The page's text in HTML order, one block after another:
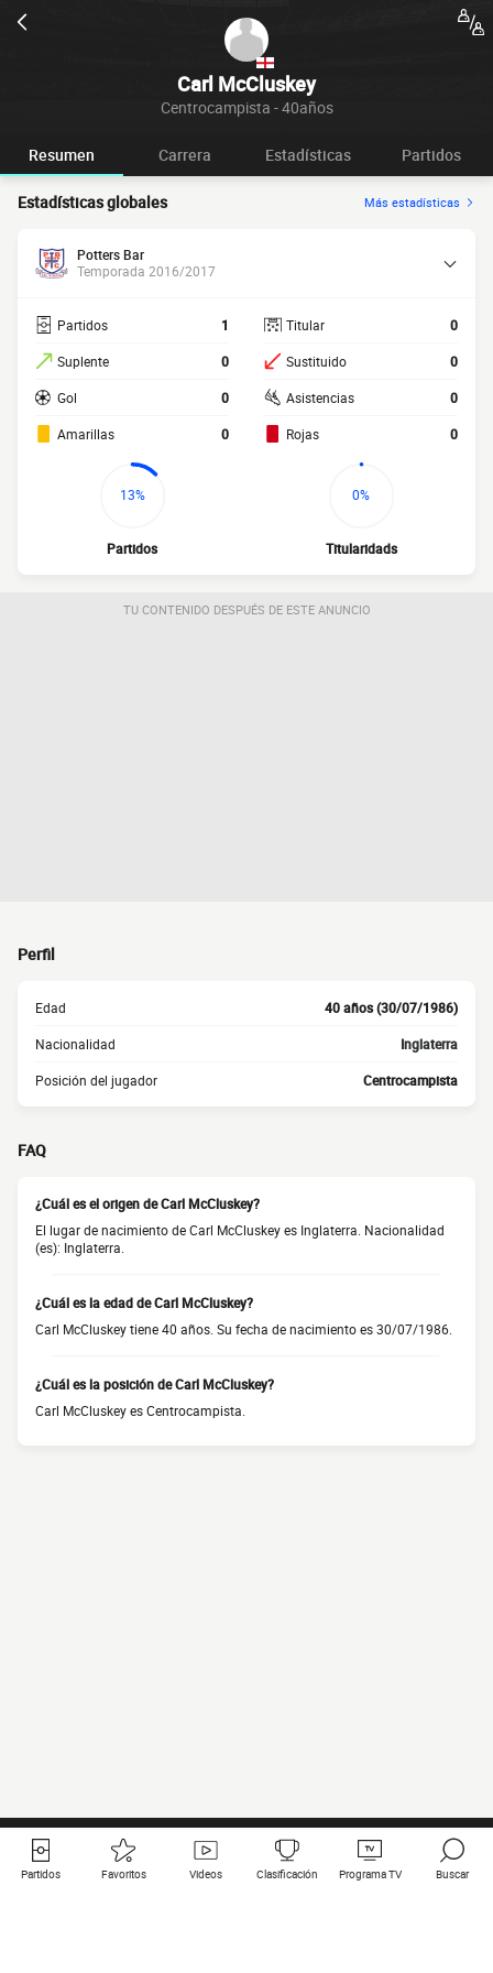
Carl McCluskey
Centrocampista - 40años
Resumen Carrera Estadísticas Partidos
Estadísticas globales Más estadísticas
Potters Bar
Temporada 2016/2017
Partidos 1
Suplente 0
Gol 0
Amarillas 0
Titular 0
Sustituido 0
Asistencias 0
Rojas 0
13%
Partidos
0%
Titularidads
TU CONTENIDO DESPUÉS DE ESTE ANUNCIO
Perfil
Edad 40 años (30/07/1986)
Nacionalidad Inglaterra
Posición del jugador Centrocampista
FAQ
¿Cuál es el origen de Carl McCluskey?
El lugar de nacimiento de Carl McCluskey es Inglaterra. Nacionalidad
(es): Inglaterra.
¿Cuál es la edad de Carl McCluskey?
Carl McCluskey tiene 40 años. Su fecha de nacimiento es 30/07/1986.
¿Cuál es la posición de Carl McCluskey?
Carl McCluskey es Centrocampista.
Partidos Favoritos Videos Clasificación Programa TV Buscar